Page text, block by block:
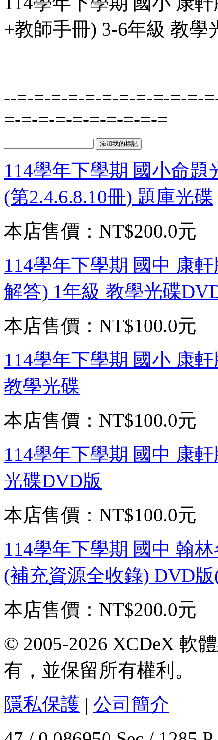
+教師手冊) 3-6年級 教學
--=-=-=-=-=-=-=-=-=-=-=-
=-=-=-=-=-=-=-=-=-=
114學年下學期 國小命題
(第2.4.6.8.10冊) 題庫光碟
本店售價： NT$200.0元
114學年下學期 國中 康
解答) 1年級 教學光碟
本店售價： NT$100.0元
114學年下學期 國小 康
教學光碟
本店售價： NT$100.0元
114學年下學期 國中 康
光碟DVD版
本店售價： NT$100.0元
114學年下學期 國中 翰
(補充資源全收錄) DVD
本店售價： NT$200.0元
© 2005-2026 XCDeX 軟
有，並保留所有權利。
隱私保護 | 公司簡介